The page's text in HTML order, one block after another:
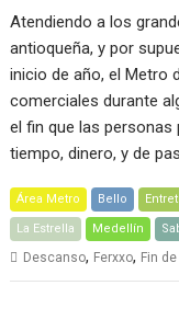
Atendiendo a los
antioqueña, y por
inicio de año, el Metro
comerciales durante
el fin que las
tiempo, dinero, y de
Área Metro Bello
La Estrella Medellín
Descanso, Ferxxo, Fin